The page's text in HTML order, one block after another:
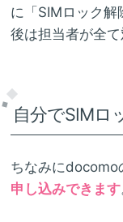
に「SIMロック解
後は担当者が全て
自分でSIMロ
ちなみにdocomo
申し込みできます